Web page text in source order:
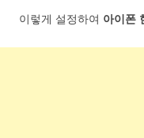
이렇게 설정하여 아이폰